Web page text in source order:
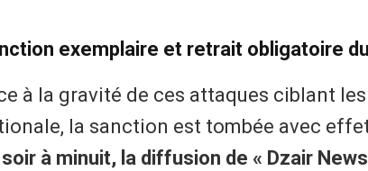
exemplaire et retrait obligatoire
à la gravité de ces attaques ciblant
la sanction est tombée avec
à minuit, la diffusion de « Dzair